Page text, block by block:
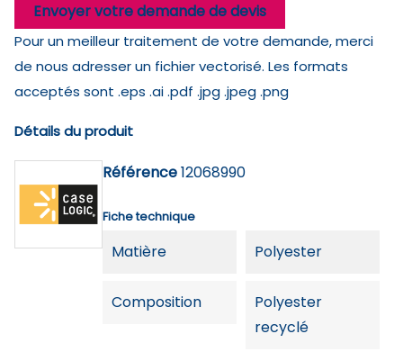
Envoyer votre demande de devis
Pour un meilleur traitement de votre demande, merci
de nous adresser un fichier vectorisé. Les formats
acceptés sont .eps .ai .pdf .jpg .jpeg .png
Détails du produit
Référence12068990
Fiche technique
Matière Polyester
Composition
Polyester
recyclé